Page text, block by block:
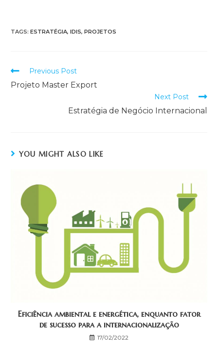
TAGS:ESTRATÉGIA, IDIS, PROJETOS
Previous Post
Projeto Master Export
Next Post
Estratégia de Negócio Internacional
YOU MIGHT ALSO LIKE
Eficiência ambiental e energética, enquanto fator
de sucesso para a internacionalização
17/02/2022